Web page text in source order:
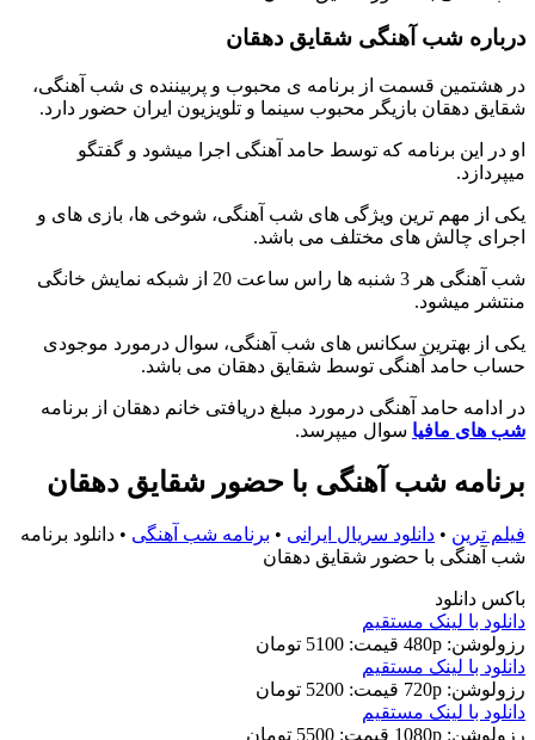
درباره شب آهنگی شقایق دهقان
در هشتمین قسمت از برنامه ی محبوب و پربیننده ی شب آهنگی،
شقایق دهقان بازیگر محبوب سینما و تلویزیون ایران حضور دارد.
او در این برنامه که توسط حامد آهنگی اجرا میشود و گفتگو
میپردازد.
یکی از مهم ترین ویژگی های شب آهنگی، شوخی ها، بازی های و
اجرای چالش های مختلف می باشد.
شب آهنگی هر 3 شنبه ها راس ساعت 20 از شبکه نمایش خانگی
منتشر میشود.
یکی از بهترین سکانس های شب آهنگی، سوال درمورد موجودی
حساب حامد آهنگی توسط شقایق دهقان می باشد.
در ادامه حامد آهنگی درمورد مبلغ دریافتی خانم دهقان از برنامه
شب های مافیا سوال میپرسد.
برنامه شب آهنگی با حضور شقایق دهقان
فیلم ترین • دانلود سریال ایرانی • برنامه شب آهنگی • دانلود برنامه
شب آهنگی با حضور شقایق دهقان
باکس دانلود
دانلود با لينک مستقيم
رزولوشن: 480p
قيمت: 5100 تومان
دانلود با لينک مستقيم
رزولوشن: 720p
قيمت: 5200 تومان
دانلود با لينک مستقيم
رزولوشن: 1080p
قيمت: 5500 تومان